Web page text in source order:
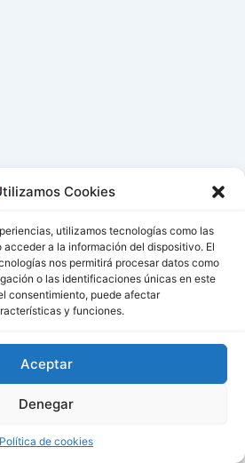
Cookies
utilizamos tecnologías como las
a la información del dispositivo. El
nos permitirá procesar datos como
o las identificaciones únicas en este
consentimiento, puede afectar
y funciones.
Aceptar
Denegar
Política de cookies
2026 San Miguel De Los Bancos |